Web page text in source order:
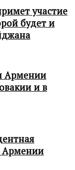
участие
будет и
Армении
и в
Армении